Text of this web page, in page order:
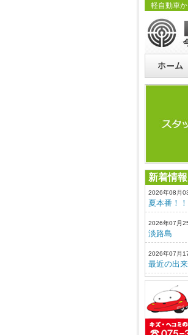
軽自動車
新着情報
2026年08月
夏本番！！
2026年07月
淡路島
2026年07月
最近の出